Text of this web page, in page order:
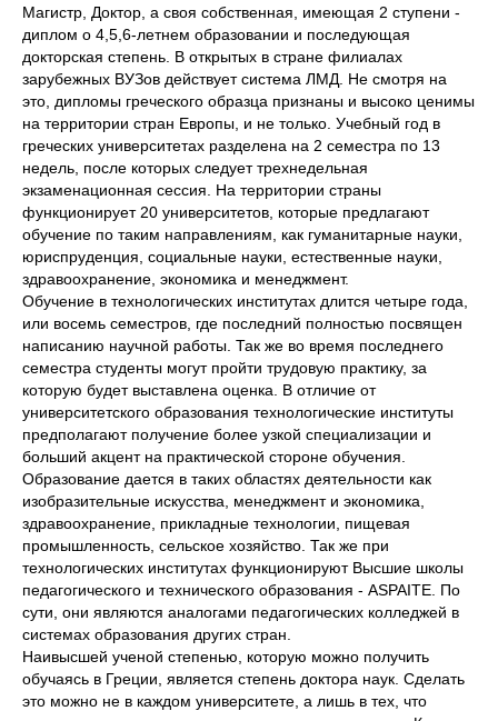
Магистр, Доктор, а своя собственная, имеющая 2 ступени -
диплом о 4,5,6-летнем образовании и последующая
докторская степень. В открытых в стране филиалах
зарубежных ВУЗов действует система ЛМД. Не смотря на
это, дипломы греческого образца признаны и высоко ценимы
на территории стран Европы, и не только. Учебный год в
греческих университетах разделена на 2 семестра по 13
недель, после которых следует трехнедельная
экзаменационная сессия. На территории страны
функционирует 20 университетов, которые предлагают
обучение по таким направлениям, как гуманитарные науки,
юриспруденция, социальные науки, естественные науки,
здравоохранение, экономика и менеджмент.
Обучение в технологических институтах длится четыре года,
или восемь семестров, где последний полностью посвящен
написанию научной работы. Так же во время последнего
семестра студенты могут пройти трудовую практику, за
которую будет выставлена оценка. В отличие от
университетского образования технологические институты
предполагают получение более узкой специализации и
больший акцент на практической стороне обучения.
Образование дается в таких областях деятельности как
изобразительные искусства, менеджмент и экономика,
здравоохранение, прикладные технологии, пищевая
промышленность, сельское хозяйство. Так же при
технологических институтах функционируют Высшие школы
педагогического и технического образования - ASPAITE. По
сути, они являются аналогами педагогических колледжей в
системах образования других стран.
Наивысшей ученой степенью, которую можно получить
обучаясь в Греции, является степень доктора наук. Сделать
это можно не в каждом университете, а лишь в тех, что